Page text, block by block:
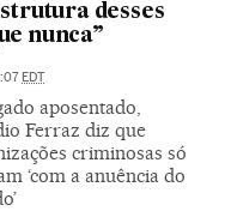
desses
nunca”
EDT
aposentado,
Ferraz diz que
criminosas só
‘com a anuência do